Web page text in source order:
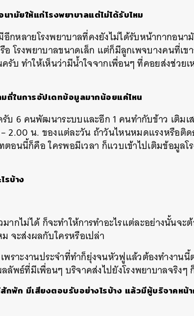
ามัยให้แก่โรงพยาบาลแต่ไม่ได้รับไหม
กหลายโรงพยาบาลที่คงยังไม่ได้รับหน้ากากอนา
อโรงพยาบาลขนาดเล็ก แต่ก็มีลูกเพจบางคนที่เข
รับ ทำให้เห็นว่ามีน้ำใจจากเพื่อนๆที่คอยส่งช่วย
มถี่ในการอัปเดทข้อมูลมากน้อยแค่ไหน
บ 6 คนพัฒนาระบบและอีก1 คนทำกับข้าว เติม
2.00 น. ของแต่ละวัน ถ้าวันไหนหมดแรงหรือติ
ตอนนี้ก็คือ ใครพอมีเวลา ก็แวบเข้าไปเติมข้อมูลโ
รบ้าง
ากไม่ได้ก็จะทำให้การทำอะไรแต่ละอย่างนั้นจ
จะส่งผลกับใครหรือเปล่า
พราะงานประจำที่ทำก็ยุ่งจนหัวฟูแล้วต้องทำงาน
ลัพธ์ที่มีเพื่อนๆ บริจาคส่งไปยังโรงพยาบาลจริงๆ
สักพัก มีเสียงตอบรับอย่างไรบ้าง แล้วมีผู้บริจาคหน้
SHARE TWEET LINE EMAIL